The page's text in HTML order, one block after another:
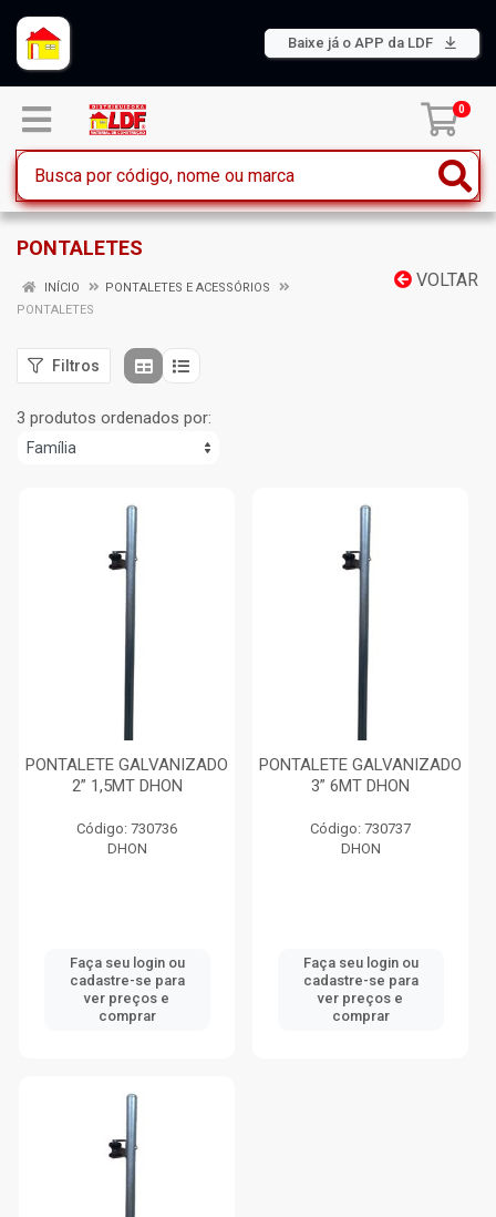
Baixe já o APP da LDF
0
PONTALETES
VOLTAR
INÍCIO
PONTALETES E ACESSÓRIOS
PONTALETES
Filtros
3 produtos ordenados por:
PONTALETE GALVANIZADO
2” 1,5MT DHON
Código: 730736
DHON
Faça seu login ou
cadastre-se para
ver preços e
comprar
PONTALETE GALVANIZADO
3” 6MT DHON
Código: 730737
DHON
Faça seu login ou
cadastre-se para
ver preços e
comprar